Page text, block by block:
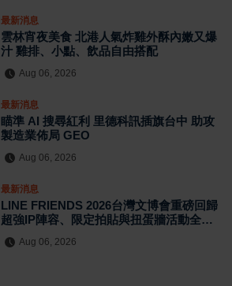
最新消息
雲林宵夜美食 北港人氣炸雞外酥內嫩又爆
汁 雞排、小點、飲品自由搭配
Aug 06, 2026
最新消息
瞄準 AI 搜尋紅利 里德科訊插旗台中 助攻
製造業佈局 GEO
Aug 06, 2026
最新消息
LINE FRIENDS 2026台灣文博會重磅回歸
超強IP陣容、限定拍貼與扭蛋牆活動全公
Aug 06, 2026